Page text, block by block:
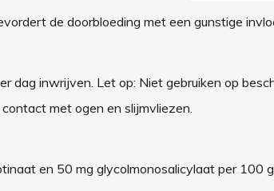
de doorbloeding met een gunstige
dag inwrijven. Let op: Niet gebruiken op
met ogen en slijmvliezen.
en 50 mg glycolmonosalicylaat per 100